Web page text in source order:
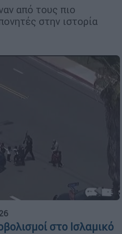
από τους πιο
στην ιστορία
στο Ισλαμικό